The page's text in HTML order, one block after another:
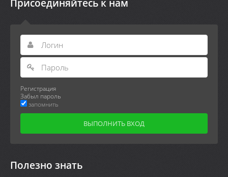
Присоединяйтесь к нам
Регистрация
Забыл пароль
запомнить
Полезно знать